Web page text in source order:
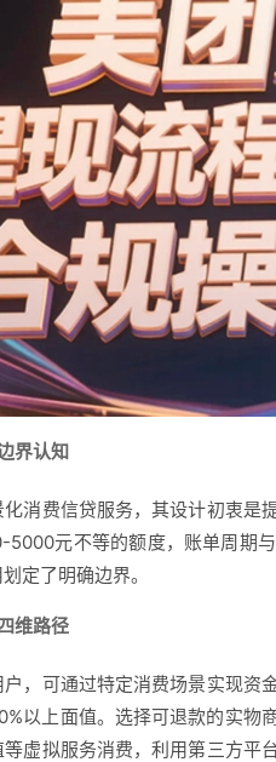
界认知
消费信贷服务，其设计初衷是
元不等的额度，账单周期
定了明确边界。
维路径
，可通过特定消费场景实现
以上面值。选择可退款的实物
虚拟服务消费，利用第三方